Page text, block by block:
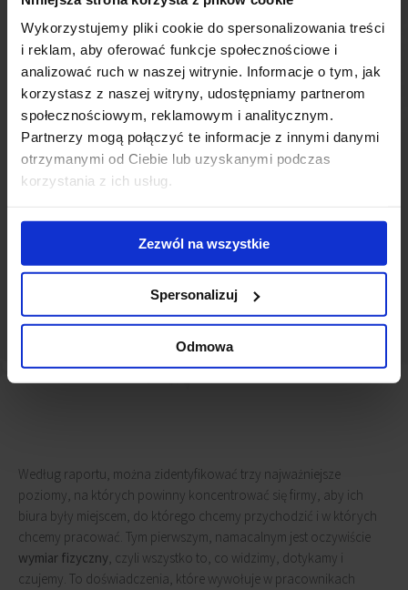
Wykorzystujemy pliki cookie do spersonalizowania treści
i reklam, aby oferować funkcje społecznościowe i
analizować ruch w naszej witrynie. Informacje o tym, jak
korzystasz z naszej witryny, udostępniamy partnerom
społecznościowym, reklamowym i analitycznym.
Partnerzy mogą połączyć te informacje z innymi danymi
otrzymanymi od Ciebie lub uzyskanymi podczas
korzystania z ich usług.
Zezwól na wszystkie
Spersonalizuj
Odmowa
Nasz raport wskazuje, że nie ma jednej uniwersalnej zasady,
którą należy kierować się projektując przestrzeń dla danego
pracodawcy. Kluczowe jest zbadanie postaw swojego zespołu,
zidentyfikowanie oczekiwań i zaangażowanie ludzi w cały
proces tworzenia biura. Pracownicy, którzy zarówno czują się
częścią społeczności, jak i mają poczucie, że firma dba o nich
tak ważne jest, aby organizacja zapewniała w biurze miejsca
spełniające bardzo specyficzne potrzeby członków zespołu.
Łukasz Dziedzic
Starszy Analityk Rynku, JLL
Według raportu, można zidentyfikować trzy najważniejsze
poziomy, na których powinny koncentrować się firmy, aby ich
biura były miejscem, do którego chcemy przychodzić i w których
chcemy pracować. Tym pierwszym, namacalnym jest oczywiście
wymiar fizyczny , czyli wszystko to, co widzimy, dotykamy i
czujemy. To doświadczenia, które wywołuje w pracownikach